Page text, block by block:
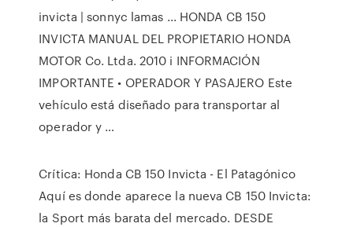
invicta | sonnyc lamas ... HONDA CB 150
INVICTA MANUAL DEL PROPIETARIO HONDA
MOTOR Co. Ltda. 2010 i INFORMACIÓN
IMPORTANTE • OPERADOR Y PASAJERO Este
vehículo está diseñado para transportar al
operador y …
Crítica: Honda CB 150 Invicta - El Patagónico
Aquí es donde aparece la nueva CB 150 Invicta:
la Sport más barata del mercado. DESDE